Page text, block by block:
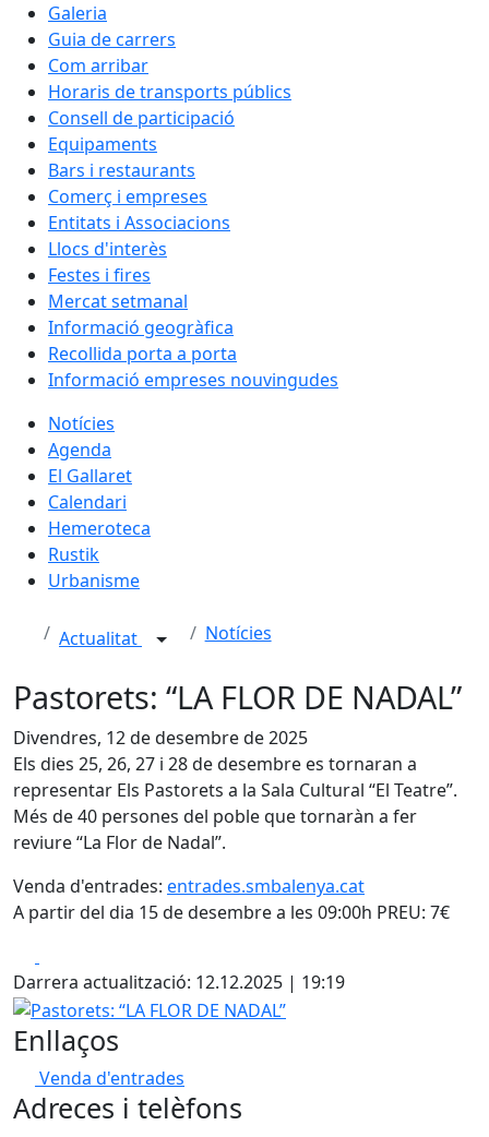
Galeria
Guia de carrers
Com arribar
Horaris de transports públics
Consell de participació
Equipaments
Bars i restaurants
Comerç i empreses
Entitats i Associacions
Llocs d'interès
Festes i fires
Mercat setmanal
Informació geogràfica
Recollida porta a porta
Informació empreses nouvingudes
Notícies
Agenda
El Gallaret
Calendari
Hemeroteca
Rustik
Urbanisme
Actualitat Notícies
Pastorets: “LA FLOR DE NADAL”
Divendres, 12 de desembre de 2025
Els dies 25, 26, 27 i 28 de desembre es tornaran a
representar Els Pastorets a la Sala Cultural “El Teatre”.
Més de 40 persones del poble que tornaràn a fer
reviure “La Flor de Nadal”.
Venda d'entrades: entrades.smbalenya.cat
A partir del dia 15 de desembre a les 09:00h PREU: 7€
Darrera actualització: 12.12.2025 | 19:19
Pastorets: “LA FLOR DE NADAL”
Enllaços
Venda d'entrades
Adreces i telèfons